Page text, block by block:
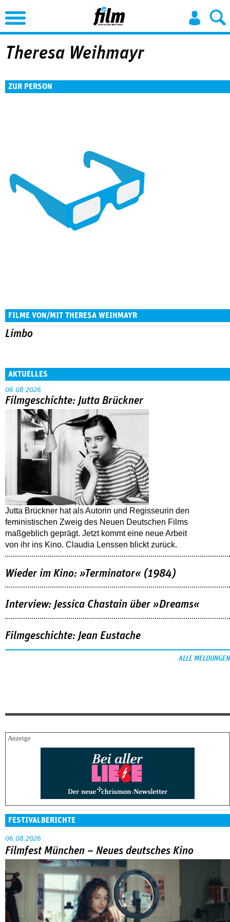
Jump to Navigation
Theresa Weihmayr
ZUR PERSON
FILME VON/MIT THERESA WEIHMAYR
Limbo
AKTUELLES
06.08.2026
Filmgeschichte: Jutta Brückner
Jutta Brückner hat als Autorin und Regisseurin den
feministischen Zweig des Neuen Deutschen Films
maßgeblich geprägt. Jetzt kommt eine neue Arbeit
von ihr ins Kino. Claudia Lenssen blickt zurück.
Wieder im Kino: »Terminator« (1984)
Interview: Jessica Chastain über »Dreams«
Filmgeschichte: Jean Eustache
ALLE MELDUNGEN
FESTIVALBERICHTE
06.08.2026
Filmfest München – Neues deutsches Kino